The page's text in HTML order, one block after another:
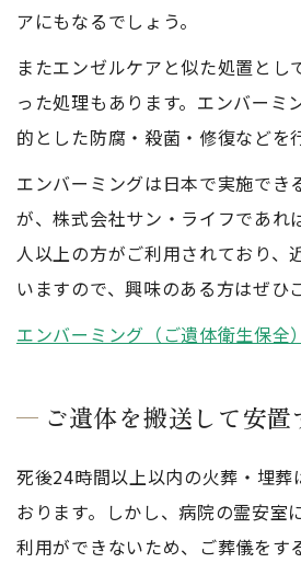
アにもなるでしょう。
またエンゼルケアと似た処置とし
った処理もあります。エンバーミ
的とした防腐・殺菌・修復などを
エンバーミングは日本で実施でき
が、株式会社サン・ライフであれ
人以上の方がご利用されており、
いますので、興味のある方はぜひ
エンバーミング（ご遺体衛生保全
ご遺体を搬送して安置
死後24時間以上以内の火葬・埋葬
おります。しかし、病院の霊安室
利用ができないため、ご葬儀をす